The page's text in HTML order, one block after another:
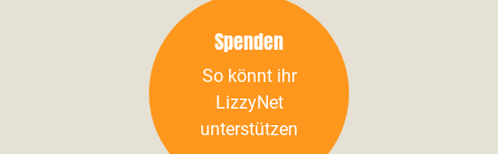
Spenden
So könnt ihr
LizzyNet
unterstützen